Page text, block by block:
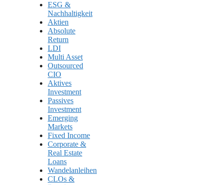
ESG &
Nachhaltigkeit
Aktien
Absolute
Return
LDI
Multi Asset
Outsourced
CIO
Aktives
Investment
Passives
Investment
Emerging
Markets
Fixed Income
Corporate &
Real Estate
Loans
Wandelanleihen
CLOs &